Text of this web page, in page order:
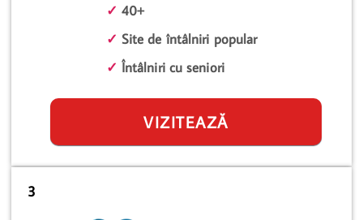
✓ 40+
✓ Site de întâlniri popular
✓ Întâlniri cu seniori
VIZITEAZĂ
3